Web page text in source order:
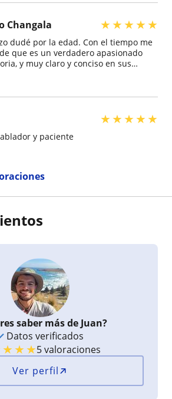
Changala ★★★★★
dudé por la edad. Con el tiempo me
que es un verdadero apasionado
y muy claro y conciso en sus
Muy fácil de seguir. Totalmente
★★★★★
y paciente
saber más de Juan?
Datos verificados
★★★5 valoraciones
Ver perfil